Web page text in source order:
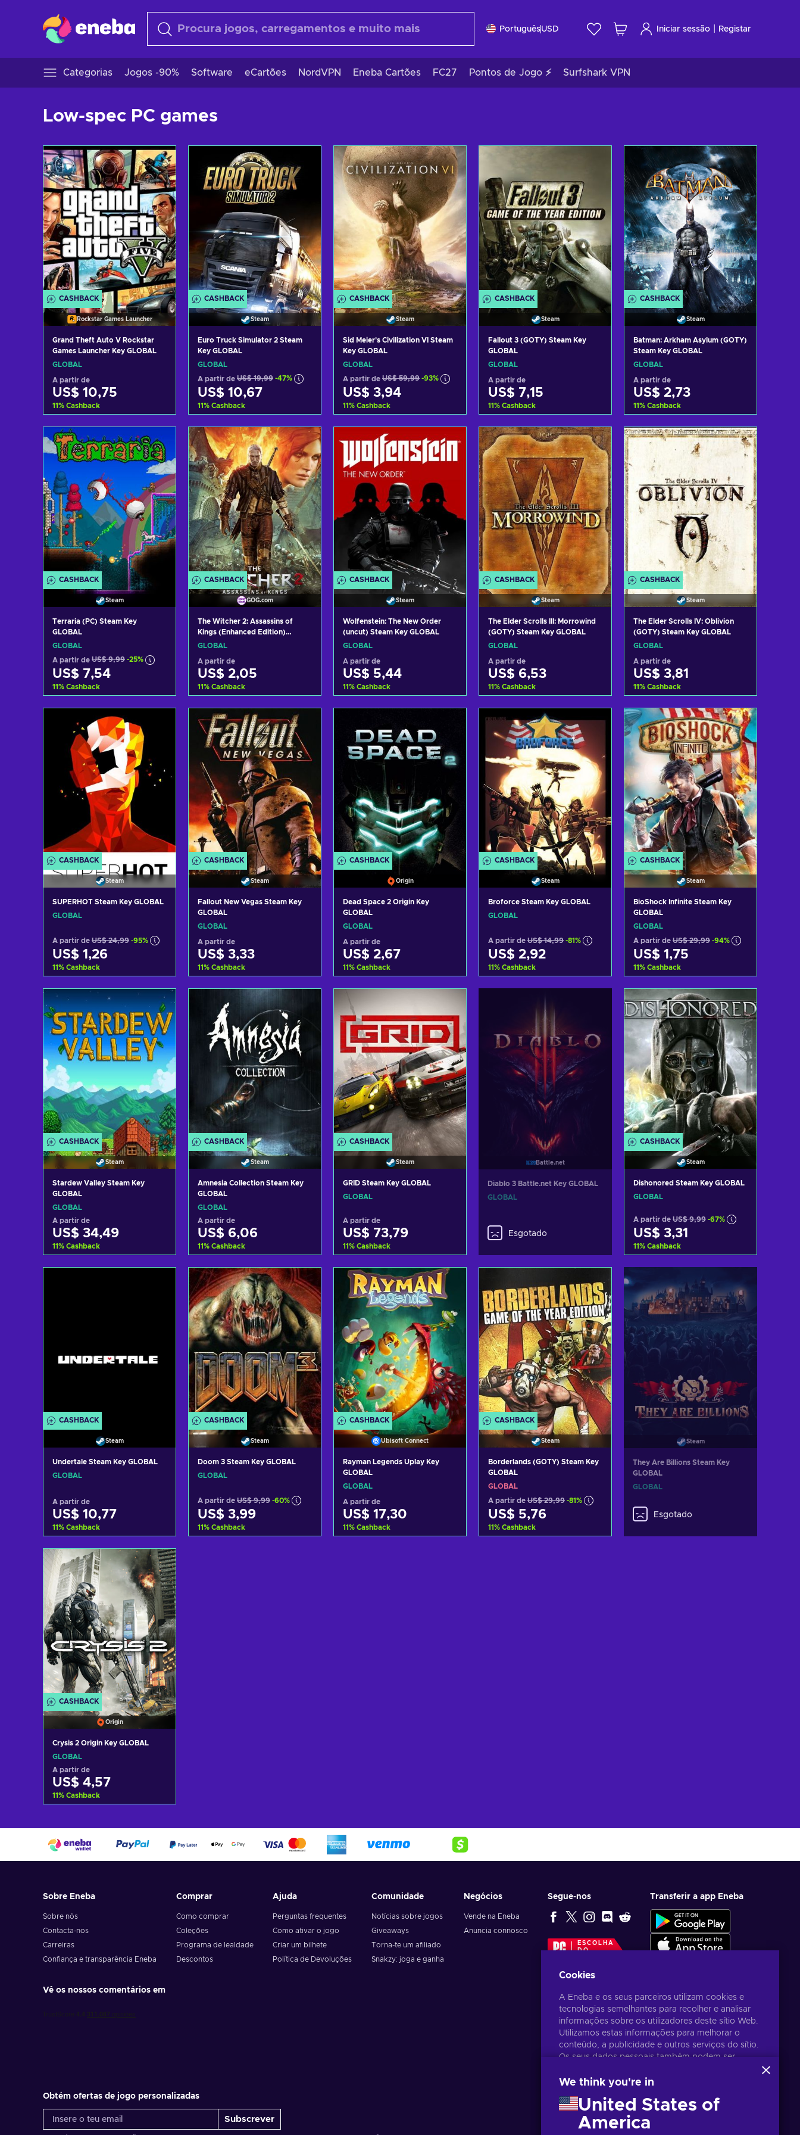
PortuguêsUSD Iniciar sessão Registar
Categorias Jogos -90% Software eCartões NordVPN Eneba Cartões FC27 Pontos de Jogo ⚡ Surfshark VPN
Low-spec PC games
CASHBACK
Rockstar Games Launcher
Grand Theft Auto V Rockstar
Games Launcher Key GLOBAL
GLOBAL
A partir de
US$ 10,75
11% Cashback
Adicionar ao carrinho
Consultar ofertas
CASHBACK
Steam
Euro Truck Simulator 2 Steam
Key GLOBAL
GLOBAL
A partir de US$ 19,99 -47%
US$ 10,67
11% Cashback
Adicionar ao carrinho
Consultar ofertas
CASHBACK
Steam
Sid Meier's Civilization VI Steam
Key GLOBAL
GLOBAL
A partir de US$ 59,99 -93%
US$ 3,94
11% Cashback
Adicionar ao carrinho
Consultar ofertas
CASHBACK
Steam
Fallout 3 (GOTY) Steam Key
GLOBAL
GLOBAL
A partir de
US$ 7,15
11% Cashback
Adicionar ao carrinho
Consultar ofertas
CASHBACK
Steam
Batman: Arkham Asylum (GOTY)
Steam Key GLOBAL
GLOBAL
A partir de
US$ 2,73
11% Cashback
Adicionar ao carrinho
Consultar ofertas
CASHBACK
Steam
Terraria (PC) Steam Key
GLOBAL
GLOBAL
A partir de US$ 9,99 -25%
US$ 7,54
11% Cashback
Consultar ofertas
CASHBACK
GOG.com
The Witcher 2: Assassins of
Kings (Enhanced Edition)
Gog.com Key GLOBAL
GLOBAL
A partir de
US$ 2,05
11% Cashback
Adicionar ao carrinho
Consultar ofertas
CASHBACK
Steam
Wolfenstein: The New Order
(uncut) Steam Key GLOBAL
GLOBAL
A partir de
US$ 5,44
11% Cashback
Consultar ofertas
CASHBACK
Steam
The Elder Scrolls III: Morrowind
(GOTY) Steam Key GLOBAL
GLOBAL
A partir de
US$ 6,53
11% Cashback
Adicionar ao carrinho
Consultar ofertas
CASHBACK
Steam
The Elder Scrolls IV: Oblivion
(GOTY) Steam Key GLOBAL
GLOBAL
A partir de
US$ 3,81
11% Cashback
Adicionar ao carrinho
Consultar ofertas
CASHBACK
Steam
SUPERHOT Steam Key GLOBAL
GLOBAL
A partir de US$ 24,99 -95%
US$ 1,26
11% Cashback
Adicionar ao carrinho
Consultar ofertas
CASHBACK
Steam
Fallout New Vegas Steam Key
GLOBAL
GLOBAL
A partir de
US$ 3,33
11% Cashback
Adicionar ao carrinho
Consultar ofertas
CASHBACK
Origin
Dead Space 2 Origin Key
GLOBAL
GLOBAL
A partir de
US$ 2,67
11% Cashback
Consultar ofertas
CASHBACK
Steam
Broforce Steam Key GLOBAL
GLOBAL
A partir de US$ 14,99 -81%
US$ 2,92
11% Cashback
Consultar ofertas
CASHBACK
Steam
BioShock Infinite Steam Key
GLOBAL
GLOBAL
A partir de US$ 29,99 -94%
US$ 1,75
11% Cashback
Adicionar ao carrinho
Consultar ofertas
CASHBACK
Steam
Stardew Valley Steam Key
GLOBAL
GLOBAL
A partir de
US$ 34,49
11% Cashback
CASHBACK
Steam
Amnesia Collection Steam Key
GLOBAL
GLOBAL
A partir de
US$ 6,06
11% Cashback
Adicionar ao carrinho
Consultar ofertas
CASHBACK
Steam
GRID Steam Key GLOBAL
GLOBAL
A partir de
US$ 73,79
11% Cashback
Adicionar ao carrinho
Consultar ofertas
Battle.net
Diablo 3 Battle.net Key GLOBAL
GLOBAL
Esgotado
CASHBACK
Steam
Dishonored Steam Key GLOBAL
GLOBAL
A partir de US$ 9,99 -67%
US$ 3,31
11% Cashback
Consultar ofertas
CASHBACK
Steam
Undertale Steam Key GLOBAL
GLOBAL
A partir de
US$ 10,77
11% Cashback
Adicionar ao carrinho
Consultar ofertas
CASHBACK
Steam
Doom 3 Steam Key GLOBAL
GLOBAL
A partir de US$ 9,99 -60%
US$ 3,99
11% Cashback
CASHBACK
Ubisoft Connect
Rayman Legends Uplay Key
GLOBAL
GLOBAL
A partir de
US$ 17,30
11% Cashback
CASHBACK
Steam
Borderlands (GOTY) Steam Key
GLOBAL
GLOBAL
A partir de US$ 29,99 -81%
US$ 5,76
11% Cashback
Steam
They Are Billions Steam Key
GLOBAL
GLOBAL
Esgotado
CASHBACK
Origin
Crysis 2 Origin Key GLOBAL
GLOBAL
A partir de
US$ 4,57
11% Cashback
Consultar ofertas
Sobre Eneba
Sobre nós
Contacta-nos
Carreiras
Confiança e transparência Eneba
Comprar
Como comprar
Coleções
Programa de lealdade
Descontos
Ajuda
Perguntas frequentes
Como ativar o jogo
Criar um bilhete
Política de Devoluções
Comunidade
Notícias sobre jogos
Giveaways
Torna-te um afiliado
Snakzy: joga e ganha
Negócios
Vende na Eneba
Anuncia connosco
Segue-nos
ESCOLHA
DO
Transferir a app Eneba
Vê os nossos comentários em
Obtém ofertas de jogo personalizadas
Subscrever
Cookies
A Eneba e os seus parceiros utilizam cookies e
tecnologias semelhantes para recolher e analisar
informações sobre os utilizadores deste sítio Web.
Utilizamos estas informações para melhorar o
conteúdo, a publicidade e outros serviços do sítio.
Os seus dados pessoais também podem ser
Ao clicar em 'Aceitar tudo', está a consentir a
seus parceiros. Pode ajustar o seu consentimento
clicando em 'Personalizar'.
Para mais informações sobre a forma como a
We think you're in
United States of
America